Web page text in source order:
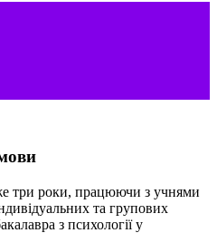
три роки, працюючи з учнями
та групових
з психології у